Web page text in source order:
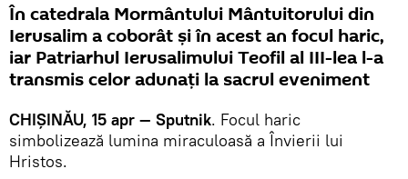
În catedrala Mormântului Mântuitorului din
Ierusalim a coborât și în acest an focul haric,
iar Patriarhul Ierusalimului Teofil al III-lea l-a
transmis celor adunați la sacrul eveniment
CHIȘINĂU, 15 apr — Sputnik. Focul haric
simbolizează lumina miraculoasă a Învierii lui
Hristos.